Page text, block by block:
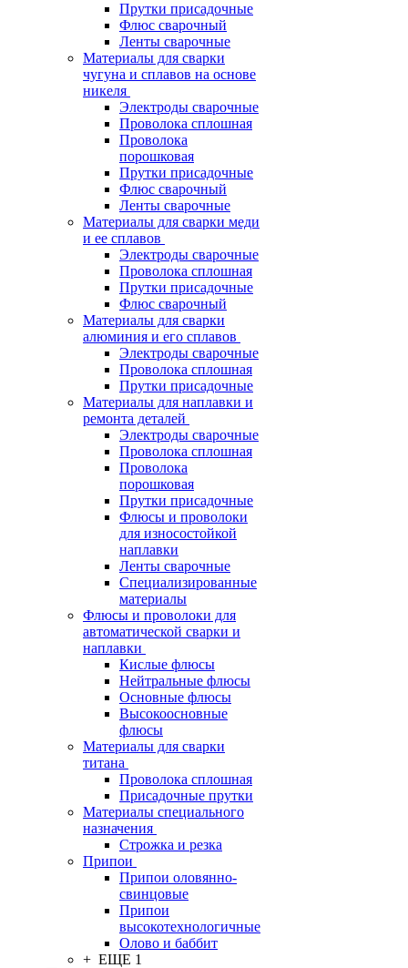
Прутки присадочные
Флюс сварочный
Ленты сварочные
Материалы для сварки
чугуна и сплавов на основе
никеля
Электроды сварочные
Проволока сплошная
Проволока
порошковая
Прутки присадочные
Флюс сварочный
Ленты сварочные
Материалы для сварки меди
и ее сплавов
Электроды сварочные
Проволока сплошная
Прутки присадочные
Флюс сварочный
Материалы для сварки
алюминия и его сплавов
Электроды сварочные
Проволока сплошная
Прутки присадочные
Материалы для наплавки и
ремонта деталей
Электроды сварочные
Проволока сплошная
Проволока
порошковая
Прутки присадочные
Флюсы и проволоки
для износостойкой
наплавки
Ленты сварочные
Специализированные
материалы
Флюсы и проволоки для
автоматической сварки и
наплавки
Кислые флюсы
Нейтральные флюсы
Основные флюсы
Высокоосновные
флюсы
Материалы для сварки
титана
Проволока сплошная
Присадочные прутки
Материалы специального
назначения
Строжка и резка
Припои
Припои оловянно-
свинцовые
Припои
высокотехнологичные
Олово и баббит
+ ЕЩЕ 1